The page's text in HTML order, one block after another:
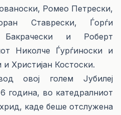
Ромео Петрески,
Ставрески, Ѓорѓи
и Роберт
Николче Ѓурѓиноски и
Христијан Костоски.
овој голем Јубилеј
година, во катедралниот
каде беше отслужена